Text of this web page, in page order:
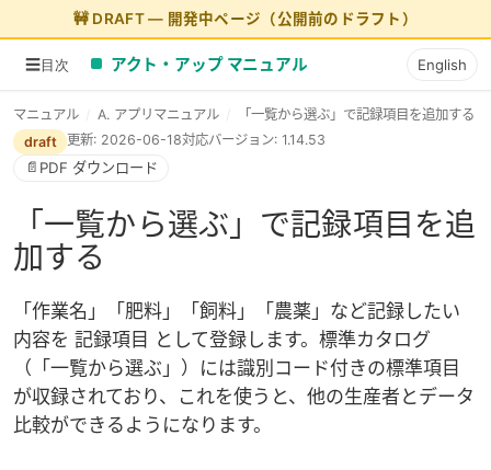
☰目次 アクト・アップ マニュアル English
マニュアル A. アプリマニュアル
「一覧から選ぶ」で記録項目を追加する
draft
更新: 2026-06-18対応バージョン: 1.14.53
📄 PDF ダウンロード
「一覧から選ぶ」で記録項目を追
加する
「作業名」「肥料」「飼料」「農薬」など記録したい
内容を 記録項目 として登録します。標準カタログ
（「 一覧から選ぶ 」）には識別コード付きの標準項目
が収録されており、これを使うと、他の生産者とデータ
比較ができるようになります。